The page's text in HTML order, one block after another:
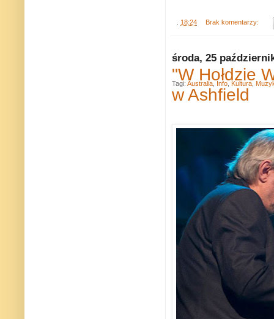
. 18:24 Brak komentarzy:
środa, 25
"W Hołdzie
w Ashfield
Tagi: Australia Info Kultura